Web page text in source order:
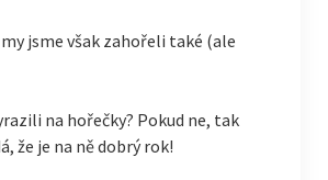
jsme však zahořeli také (ale
na hořečky? Pokud ne, tak
že je na ně dobrý rok!